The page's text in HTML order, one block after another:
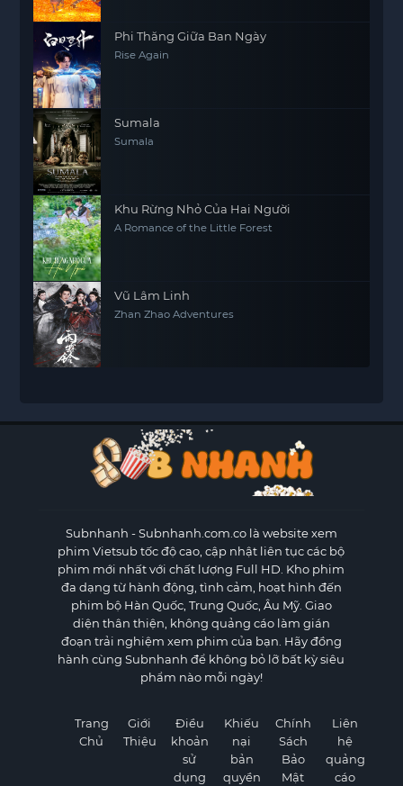
Phi Thăng Giữa Ban Ngày
Rise Again
Sumala
Sumala
Khu Rừng Nhỏ Của Hai Người
A Romance of the Little Forest
Vũ Lâm Linh
Zhan Zhao Adventures
Subnhanh - Subnhanh.com.co là website xem
phim Vietsub tốc độ cao, cập nhật liên tục các bộ
phim mới nhất với chất lượng Full HD. Kho phim
đa dạng từ hành động, tình cảm, hoạt hình đến
phim bộ Hàn Quốc, Trung Quốc, Âu Mỹ. Giao
diện thân thiện, không quảng cáo làm gián
đoạn trải nghiệm xem phim của bạn. Hãy đồng
hành cùng Subnhanh để không bỏ lỡ bất kỳ siêu
phẩm nào mỗi ngày!
Trang
Chủ
Giới
Thiệu
Điều
khoản
sử
dụng
Khiếu
nại
bản
quyền
Chính
Sách
Bảo
Mật
Liên
hệ
quảng
cáo